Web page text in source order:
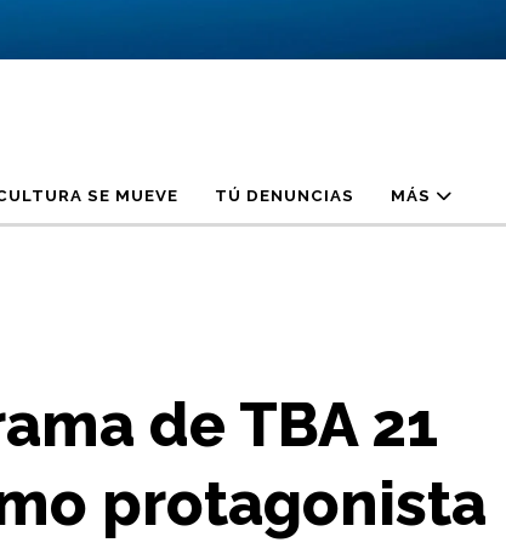
SE MUEVE TÚ DENUNCIAS MÁS
de TBA 21
protagonista